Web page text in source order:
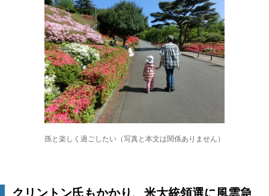
孫と楽しく過ごしたい（写真と本文は関係ありません）
クリントン氏もかかり、米大統領選に風雲急